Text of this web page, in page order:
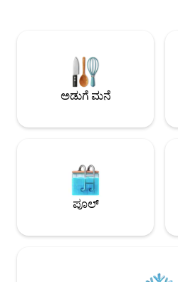
ಅಳವಡಿಸಲಾಗಿದೆ ಮತ್ತು ನಾವು MVHR
ಸಿಸ್ಟಮ್ ಅನ್ನು ಹೊಂದಿದ್ದೇವೆ. ನಾವು
ಮಳೆನೀರು, ಕಾಂಪೋಸ್ಟ್ ಮತ್ತು ಶಕ್ತಿಯನ್ನು
ಮಾಡುತ್ತೇವೆ.ಅಡುಗೆ ಮನೆ
ಪೂಲ್